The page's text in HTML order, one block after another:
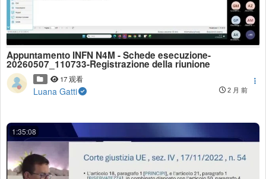
Appuntamento INFN N4M - Schede esecuzione-
20260507_110733-Registrazione della riunione
17 观看
Luana Gatti 2 月 前
1:35:08